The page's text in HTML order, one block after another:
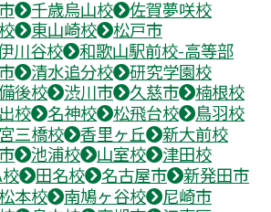
千歳烏山校
佐賀夢咲校
東山崎校
松戸市
川谷校
和歌山駅前校-高等部
清水追分校
研究学園校
後校 渋川市 久慈市
楠根校
校 名神校 松飛台校
鳥羽校
三橋校 香里ヶ丘
新大前校
池浦校 山室校
津田校
田名校 名古屋市
新発田市
本校 南鳩ヶ谷校
尼崎市